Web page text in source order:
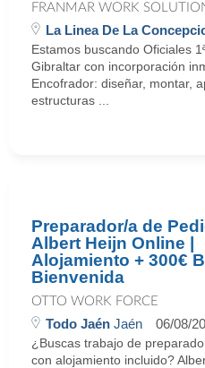
FRANMAR WORK
La Linea De La
Estamos buscando Oficiales
Gibraltar con incorporación
Encofrador: diseñar, montar,
estructuras ...
Preparador/a de
Albert Heijn Online |
Alojamiento + 300€
Bienvenida
OTTO WORK FORCE
Todo Jaén Jaén 06/08/
¿Buscas trabajo de
con alojamiento incluido?